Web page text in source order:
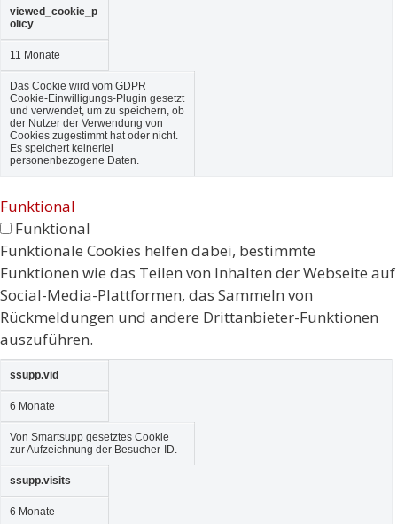
viewed_cookie_p
olicy
11 Monate
Das Cookie wird vom GDPR
Cookie-Einwilligungs-Plugin gesetzt
und verwendet, um zu speichern, ob
der Nutzer der Verwendung von
Cookies zugestimmt hat oder nicht.
Es speichert keinerlei
personenbezogene Daten.
Funktional
Funktional
Funktionale Cookies helfen dabei, bestimmte
Funktionen wie das Teilen von Inhalten der Webseite auf
Social-Media-Plattformen, das Sammeln von
Rückmeldungen und andere Drittanbieter-Funktionen
auszuführen.
ssupp.vid
6 Monate
Von Smartsupp gesetztes Cookie
zur Aufzeichnung der Besucher-ID.
ssupp.visits
6 Monate